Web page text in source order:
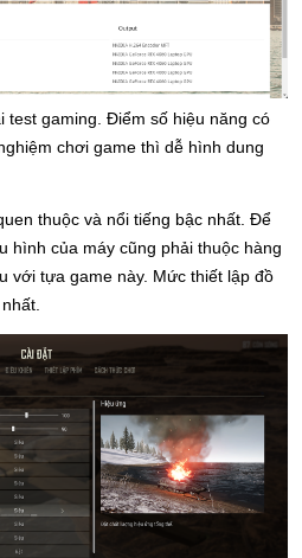
test gaming. Điểm số hiệu năng có
chơi game thì dễ hình dung
thuộc và nổi tiếng bậc nhất. Để
hình của máy cũng phải thuộc hàng
với tựa game này. Mức thiết lập đồ